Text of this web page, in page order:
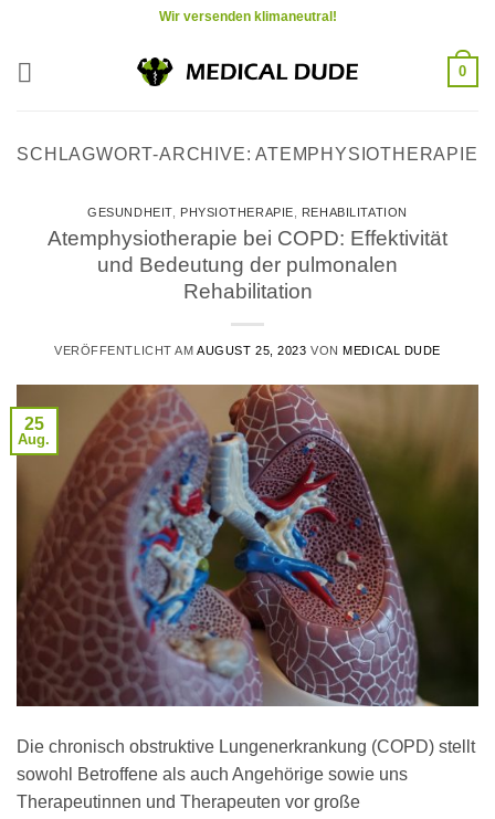
springen
Wir versenden klimaneutral!
0
SCHLAGWORT-ARCHIVE:ATEMPHYSIOTHERAPIE
GESUNDHEIT, PHYSIOTHERAPIE REHABILITATION
Atemphysiotherapie bei COPD: Effektivität
und Bedeutung der pulmonalen
Rehabilitation
VERÖFFENTLICHT AMAUGUST 25, 2023 VONMEDICAL DUDE
25
Aug.
Die chronisch obstruktive Lungenerkrankung (COPD) stellt
sowohl Betroffene als auch Angehörige sowie uns
Therapeutinnen und Therapeuten vor große